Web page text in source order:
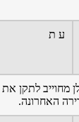
ע ת
האחרונה.